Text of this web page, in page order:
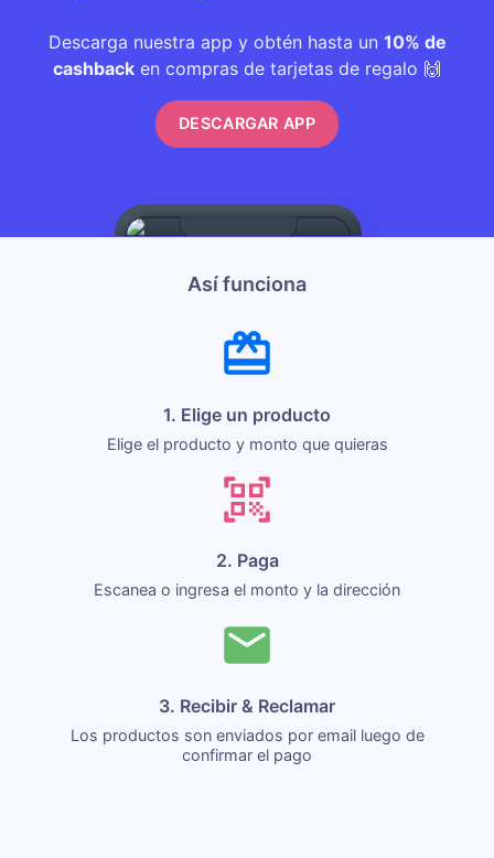
Descarga nuestra app y obtén hasta un 10% de
cashback en compras de tarjetas de regalo 🙌
DESCARGAR APP
Así funciona
1. Elige un producto
Elige el producto y monto que quieras
2. Paga
Escanea o ingresa el monto y la dirección
3. Recibir & Reclamar
Los productos son enviados por email luego de
confirmar el pago